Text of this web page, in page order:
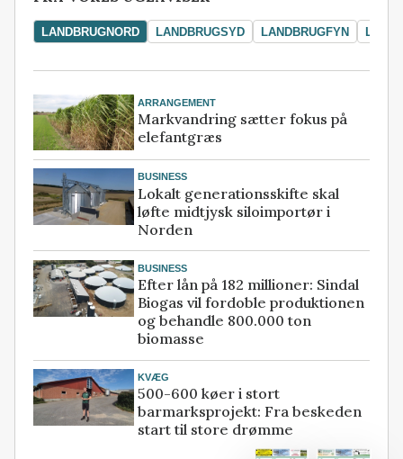
LANDBRUGNORD LANDBRUGSYD LANDBRUGFYN
ARRANGEMENT
Markvandring sætter fokus på
elefantgræs
BUSINESS
Lokalt generationsskifte skal
løfte midtjysk siloimportør i
Norden
BUSINESS
Efter lån på 182 millioner: Sindal
Biogas vil fordoble produktionen
og behandle 800.000 ton
biomasse
KVÆG
500-600 køer i stort
barmarksprojekt: Fra beskeden
start til store drømme